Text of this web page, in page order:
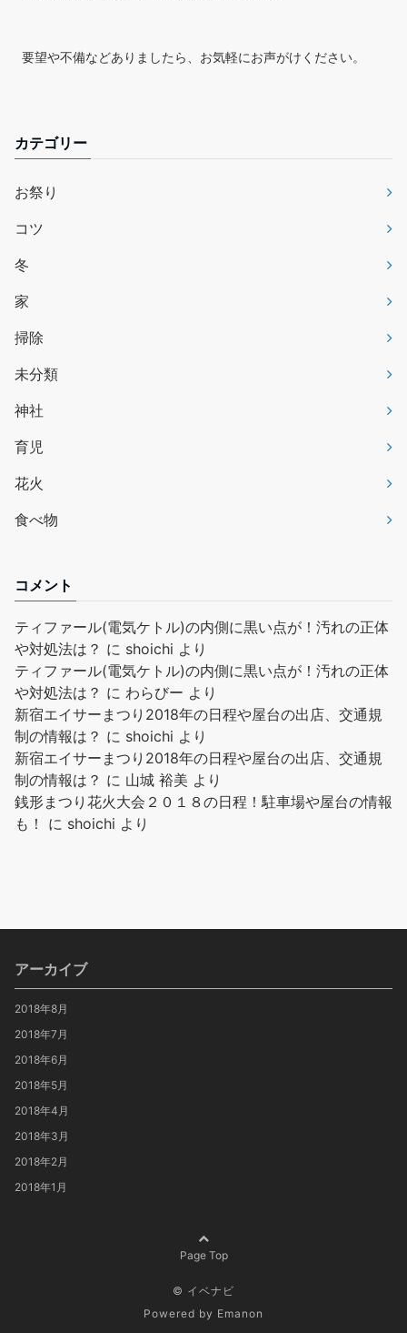
要望や不備などありましたら、お気軽にお声がけください。
カテゴリー
お祭り
コツ
冬
家
掃除
未分類
神社
育児
花火
食べ物
コメント
ティファール(電気ケトル)の内側に黒い点が！汚れの正体
や対処法は？ に shoichi より
ティファール(電気ケトル)の内側に黒い点が！汚れの正体
や対処法は？ に わらびー より
新宿エイサーまつり2018年の日程や屋台の出店、交通規
制の情報は？ に shoichi より
新宿エイサーまつり2018年の日程や屋台の出店、交通規
制の情報は？ に 山城 裕美 より
銭形まつり花火大会２０１８の日程！駐車場や屋台の情報
も！
に shoichi より
アーカイブ
2018年8月
2018年7月
2018年6月
2018年5月
2018年4月
2018年3月
2018年2月
2018年1月
Page Top
© イベナビ
Powered by Emanon